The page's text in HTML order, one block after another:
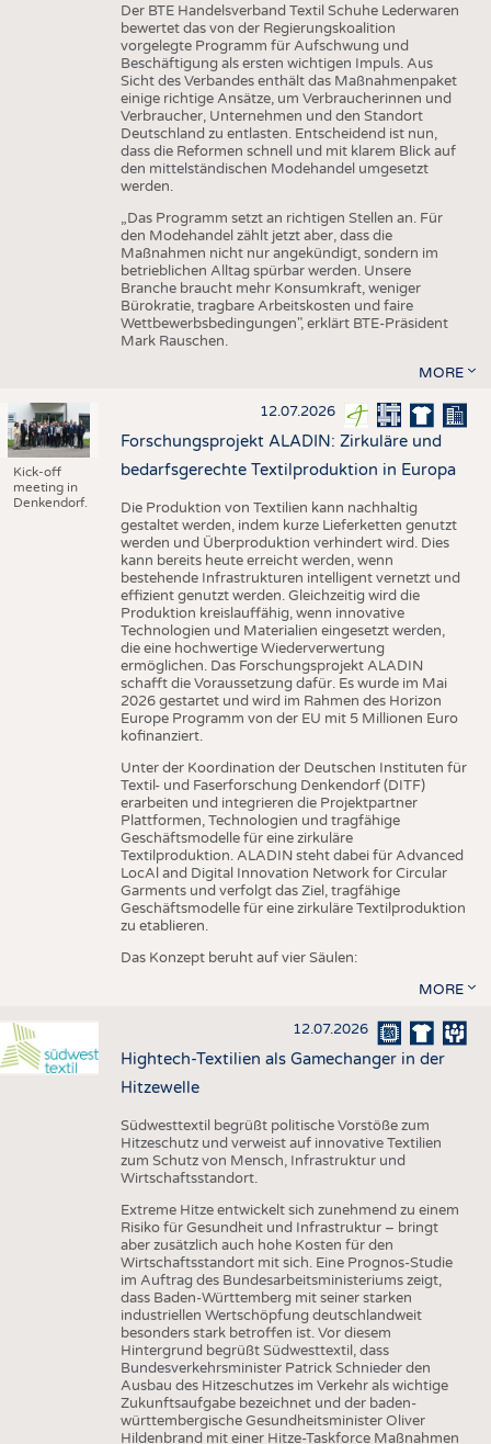
Der BTE Handelsverband Textil Schuhe Lederwaren
bewertet das von der Regierungskoalition
vorgelegte Programm für Aufschwung und
Beschäftigung als ersten wichtigen Impuls. Aus
Sicht des Verbandes enthält das Maßnahmenpaket
einige richtige Ansätze, um Verbraucherinnen und
Verbraucher, Unternehmen und den Standort
Deutschland zu entlasten. Entscheidend ist nun,
dass die Reformen schnell und mit klarem Blick auf
den mittelständischen Modehandel umgesetzt
werden.
„Das Programm setzt an richtigen Stellen an. Für
den Modehandel zählt jetzt aber, dass die
Maßnahmen nicht nur angekündigt, sondern im
betrieblichen Alltag spürbar werden. Unsere
Branche braucht mehr Konsumkraft, weniger
Bürokratie, tragbare Arbeitskosten und faire
Wettbewerbsbedingungen", erklärt BTE-Präsident
Mark Rauschen.
MORE
Kick-off
meeting in
Denkendorf.
12.07.2026
Forschungsprojekt ALADIN: Zirkuläre und
bedarfsgerechte Textilproduktion in Europa
Die Produktion von Textilien kann nachhaltig
gestaltet werden, indem kurze Lieferketten genutzt
werden und Überproduktion verhindert wird. Dies
kann bereits heute erreicht werden, wenn
bestehende Infrastrukturen intelligent vernetzt und
effizient genutzt werden. Gleichzeitig wird die
Produktion kreislauffähig, wenn innovative
Technologien und Materialien eingesetzt werden,
die eine hochwertige Wiederverwertung
ermöglichen. Das Forschungsprojekt ALADIN
schafft die Voraussetzung dafür. Es wurde im Mai
2026 gestartet und wird im Rahmen des Horizon
Europe Programm von der EU mit 5 Millionen Euro
kofinanziert.
Unter der Koordination der Deutschen Instituten für
Textil- und Faserforschung Denkendorf (DITF)
erarbeiten und integrieren die Projektpartner
Plattformen, Technologien und tragfähige
Geschäftsmodelle für eine zirkuläre
Textilproduktion. ALADIN steht dabei für Advanced
LocAl and Digital Innovation Network for Circular
Garments und verfolgt das Ziel, tragfähige
Geschäftsmodelle für eine zirkuläre Textilproduktion
zu etablieren.
Das Konzept beruht auf vier Säulen:
MORE
12.07.2026
Hightech-Textilien als Gamechanger in der
Hitzewelle
Südwesttextil begrüßt politische Vorstöße zum
Hitzeschutz und verweist auf innovative Textilien
zum Schutz von Mensch, Infrastruktur und
Wirtschaftsstandort.
Extreme Hitze entwickelt sich zunehmend zu einem
Risiko für Gesundheit und Infrastruktur – bringt
aber zusätzlich auch hohe Kosten für den
Wirtschaftsstandort mit sich. Eine Prognos-Studie
im Auftrag des Bundesarbeitsministeriums zeigt,
dass Baden-Württemberg mit seiner starken
industriellen Wertschöpfung deutschlandweit
besonders stark betroffen ist. Vor diesem
Hintergrund begrüßt Südwesttextil, dass
Bundesverkehrsminister Patrick Schnieder den
Ausbau des Hitzeschutzes im Verkehr als wichtige
Zukunftsaufgabe bezeichnet und der baden-
württembergische Gesundheitsminister Oliver
Hildenbrand mit einer Hitze-Taskforce Maßnahmen